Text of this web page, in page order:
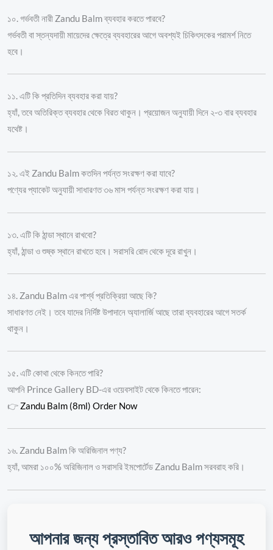
১০. গর্ভবতী নারী Zandu Balm ব্যবহার করতে পারবে?
গর্ভবতী বা স্তন্যদায়ী মায়েদের ক্ষেত্রে ব্যবহারের আগে অবশ্যই চিকিৎসকের পরামর্শ নিতে
হবে।
১১. এটি কি প্রতিদিন ব্যবহার করা যায়?
হ্যাঁ, তবে অতিরিক্ত ব্যবহার থেকে বিরত থাকুন। প্রয়োজন অনুযায়ী দিনে ২-৩ বার ব্যবহার
যথেষ্ট।
১২. এই Zandu Balm কতদিন পর্যন্ত সংরক্ষণ করা যাবে?
পণ্যের প্যাকেট অনুযায়ী সাধারণত ৩৬ মাস পর্যন্ত সংরক্ষণ করা যায়।
১৩. এটি কি ঠান্ডা স্থানে রাখবো?
হ্যাঁ, ঠান্ডা ও শুষ্ক স্থানে রাখতে হবে। সরাসরি রোদ থেকে দূরে রাখুন।
১৪. Zandu Balm এর পার্শ্ব প্রতিক্রিয়া আছে কি?
সাধারণত নেই। তবে যাদের নির্দিষ্ট উপাদানে অ্যালার্জি আছে তারা ব্যবহারের আগে সতর্ক
থাকুন।
১৫. এটি কোথা থেকে কিনতে পারি?
আপনি Prince Gallery BD-এর ওয়েবসাইট থেকে কিনতে পারেন:
👉 Zandu Balm (8ml) Order Now
১৬. Zandu Balm কি অরিজিনাল পণ্য?
হ্যাঁ, আমরা ১০০% অরিজিনাল ও সরাসরি ইমপোর্টেড Zandu Balm সরবরাহ করি।
আপনার জন্য প্রস্তাবিত আরও পণ্যসমূহ